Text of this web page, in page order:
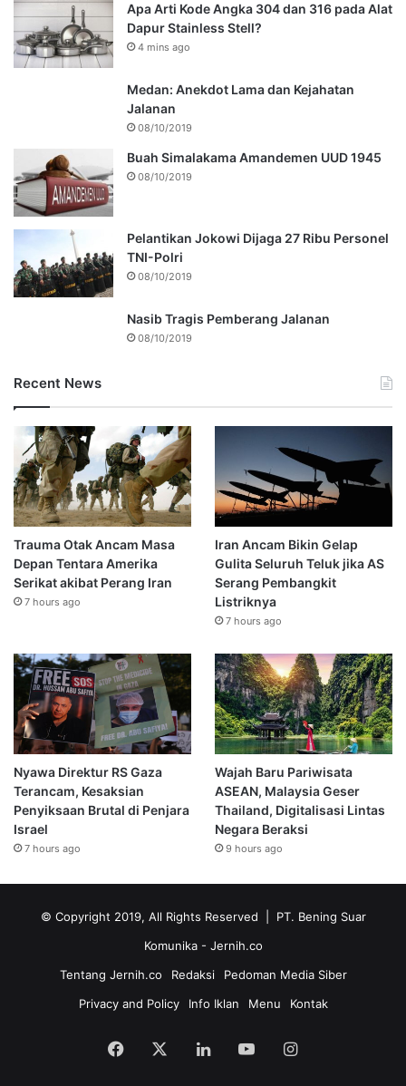
Apa Arti Kode Angka 304 dan 316 pada Alat
Dapur Stainless Stell?
4 mins ago
Medan: Anekdot Lama dan Kejahatan
Jalanan
08/10/2019
Buah Simalakama Amandemen UUD 1945
08/10/2019
Pelantikan Jokowi Dijaga 27 Ribu Personel
TNI-Polri
08/10/2019
Nasib Tragis Pemberang Jalanan
08/10/2019
Recent News
Trauma Otak Ancam Masa
Depan Tentara Amerika
Serikat akibat Perang Iran
7 hours ago
Iran Ancam Bikin Gelap
Gulita Seluruh Teluk jika AS
Serang Pembangkit
Listriknya
7 hours ago
Nyawa Direktur RS Gaza
Terancam, Kesaksian
Penyiksaan Brutal di Penjara
Israel
7 hours ago
Wajah Baru Pariwisata
ASEAN, Malaysia Geser
Thailand, Digitalisasi Lintas
Negara Beraksi
9 hours ago
© Copyright 2019, All Rights Reserved | PT. Bening Suar
Komunika - Jernih.co
Tentang Jernih.co
Redaksi
Pedoman Media Siber
Privacy and Policy
Info Iklan Menu Kontak
Facebook LinkedInYouTubeInstagram